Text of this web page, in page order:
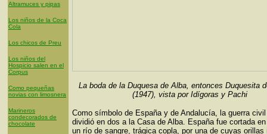
Altramuces y pipas
Los niños de la Coca
Cola
Los chicos de Preu
Los niños del
Hospicio salen en el
Corpus
Como pequeñas
novias con limosnera
Marineros
condecorados de
chocolate
La boda de la Duquesa de Alba, entonces Duquesita
(1947), vista por Idígoras y Pachi
Como símbolo de España y de Andalucía, la guerra
dividió en dos a la Casa de Alba. España fue cortada
un río de sangre, trágica copla, por una de cuyas orillas